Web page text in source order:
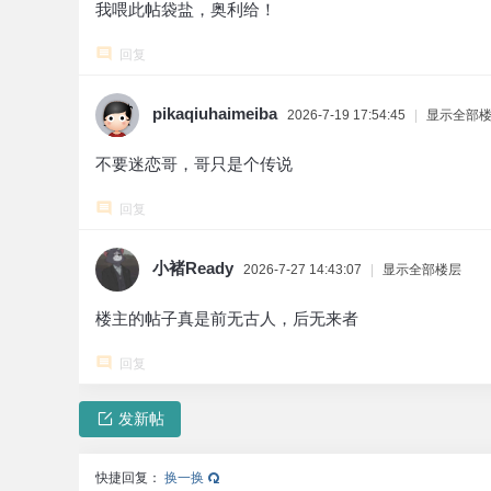
我喂此帖袋盐，奥利给！
回复
pikaqiuhaimeiba 2026-7-19 17:54:45 显示全部
不要迷恋哥，哥只是个传说
回复
小褚Ready 2026-7-27 14:43:07 显示全部楼层
楼主的帖子真是前无古人，后无来者
回复
发新帖
快捷回复： 换一换